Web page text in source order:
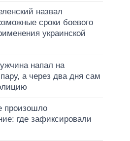
назвал
сроки боевого
украинской
напал на
а через два дня сам
произошло
где зафиксировали